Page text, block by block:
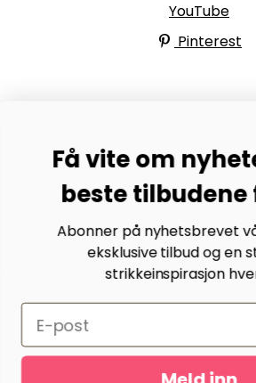
YouTube
Pinterest
Bli medlem av Bystrikk-forumet
møt både designere og
andre Bystrikkere som deler
inspirasjon.
Bli medlem her.
Få vite om
beste tilbudene
Abonner på nyhetsbrevet
eksklusive tilbud og en
strikkeinspirasjon